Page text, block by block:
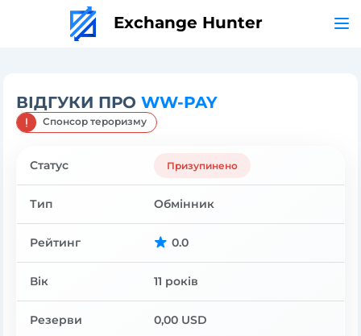
Exchange Hunter
ВІДГУКИ ПРО WW-PAY
Спонсор тероризму
Статус Призупинено
Тип Обмінник
Рейтинг 0.0
Вік 11 років
Резерви 0,00 USD